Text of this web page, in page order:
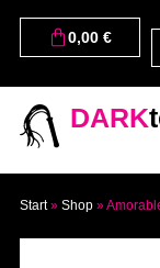
0,00 €
DARK
Start» Shop»